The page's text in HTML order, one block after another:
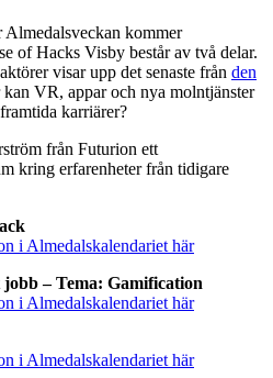
Almedalsveckan kommer
of Hacks Visby består av två delar.
visar upp det senaste från den
VR, appar och nya molntjänster
karriärer?
från Futurion ett
kring erfarenheter från tidigare
i Almedalskalendariet här
– Tema: Gamification
i Almedalskalendariet här
i Almedalskalendariet här